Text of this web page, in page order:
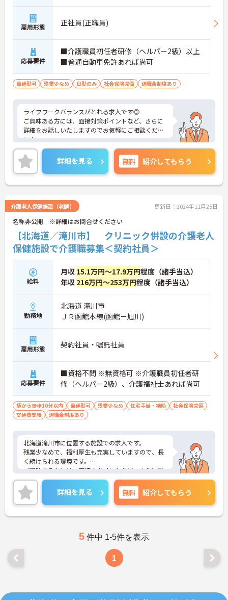
雇用形態 正社員(正職員)
応募要件
■介護職員初任者研修（ヘルパー2級）以上
■普通自動車免許あれば尚可
車通勤可 残業少なめ 日勤のみ 社会保険完備 退職金制度あり
ライフワークバランスがとれる求人です◎
ご興味ある方には、面接対策ポイントなど、さらに
詳細をお話しいたしますのでお気軽にご相談くださ
い！
詳細を見る 無料 紹介してもらう
介護老人保健施設（老健） 更新日：2024年11月25日
名称非公開 ※詳細はお問合せください
【北海道／滝川市】 クリニック併設の介護老人
保健施設で介護職募集＜契約社員＞
給料
月収 15.1万円～17.9万円程度（諸手当込）
年収 216万円～253万円程度（諸手当込）
勤務地
北海道 滝川市
ＪＲ函館本線(函館－旭川)
雇用形態 契約社員・嘱託社員
応募要件
■資格不問 ※無資格可 ※介護職員初任者研
修（ヘルパー2級）、介護福祉士あれば尚可
駅から徒歩10分以内 車通勤可 残業少なめ 住宅手当・補助
社会保険完備
交通費支給
退職金制度あり
北海道滝川市に位置する施設での求人です。
残業少なめで、福利厚生も充実していますので、長
く続けられる環境です。
ご興味ある方には、面接のポイントなど、さらに詳
細をお話致しますのでお気軽にご相談ください。
詳細を見る 無料 紹介してもらう
5 件中 1-5件を表示
1